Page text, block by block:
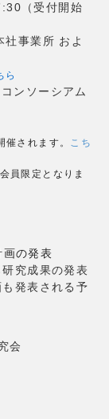
（受付開始
事業所 およ
ら
ンソーシアム
されます。 こち
員限定となりま
の発表
究成果の発表
発表される予
会